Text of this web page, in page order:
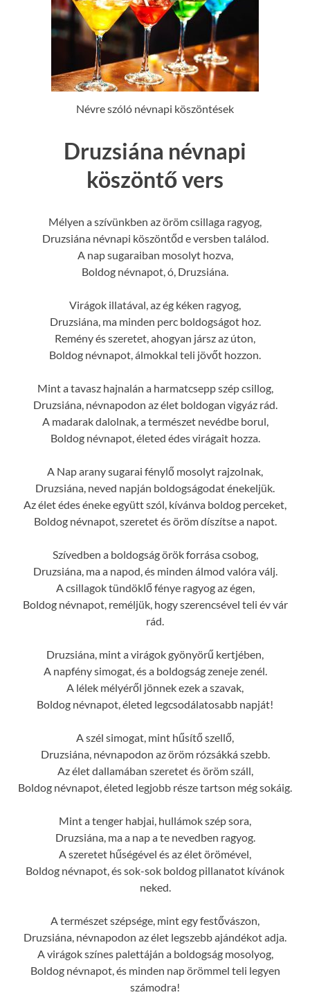
Névre szóló névnapi köszöntések
Druzsiána névnapi
köszöntő vers
Mélyen a szívünkben az öröm csillaga ragyog,
Druzsiána névnapi köszöntőd e versben találod.
A nap sugaraiban mosolyt hozva,
Boldog névnapot, ó, Druzsiána.
Virágok illatával, az ég kéken ragyog,
Druzsiána, ma minden perc boldogságot hoz.
Remény és szeretet, ahogyan jársz az úton,
Boldog névnapot, álmokkal teli jövőt hozzon.
Mint a tavasz hajnalán a harmatcsepp szép csillog,
Druzsiána, névnapodon az élet boldogan vigyáz rád.
A madarak dalolnak, a természet nevédbe borul,
Boldog névnapot, életed édes virágait hozza.
A Nap arany sugarai fénylő mosolyt rajzolnak,
Druzsiána, neved napján boldogságodat énekeljük.
Az élet édes éneke együtt szól, kívánva boldog perceket,
Boldog névnapot, szeretet és öröm díszítse a napot.
Szívedben a boldogság örök forrása csobog,
Druzsiána, ma a napod, és minden álmod valóra válj.
A csillagok tündöklő fénye ragyog az égen,
Boldog névnapot, reméljük, hogy szerencsével teli év vár
rád.
Druzsiána, mint a virágok gyönyörű kertjében,
A napfény simogat, és a boldogság zeneje zenél.
A lélek mélyéről jönnek ezek a szavak,
Boldog névnapot, életed legcsodálatosabb napját!
A szél simogat, mint hűsítő szellő,
Druzsiána, névnapodon az öröm rózsákká szebb.
Az élet dallamában szeretet és öröm száll,
Boldog névnapot, életed legjobb része tartson még sokáig.
Mint a tenger habjai, hullámok szép sora,
Druzsiána, ma a nap a te nevedben ragyog.
A szeretet hűségével és az élet örömével,
Boldog névnapot, és sok-sok boldog pillanatot kívánok
neked.
A természet szépsége, mint egy festővászon,
Druzsiána, névnapodon az élet legszebb ajándékot adja.
A virágok színes palettáján a boldogság mosolyog,
Boldog névnapot, és minden nap örömmel teli legyen
számodra!